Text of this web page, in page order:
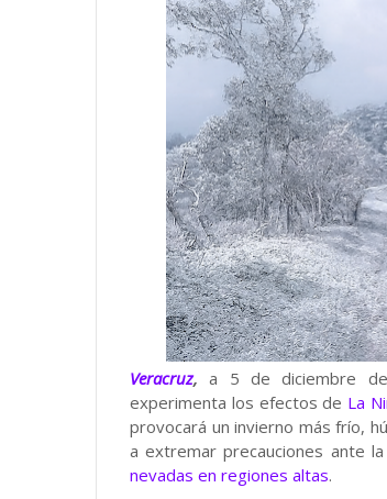
Veracruz, a 5 de diciembre
experimenta los efectos de La
provocará un invierno más frío,
a extremar precauciones ante
nevadas en regiones altas.